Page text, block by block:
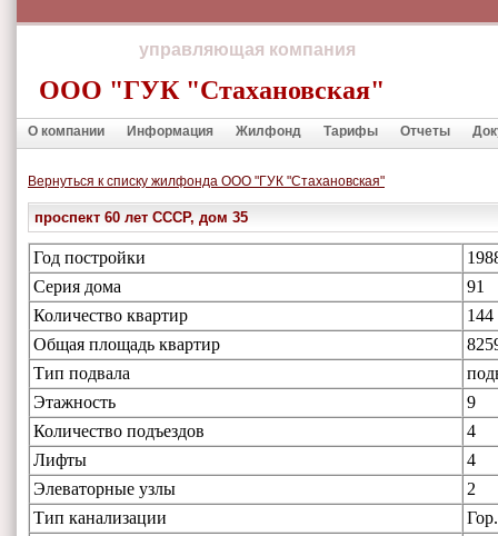
управляющая компания
ООО "ГУК "Стахановская"
О компании Информация Жилфонд Тарифы Отчеты
Вернуться к списку жилфонда ООО "ГУК "Стахановская"
проспект 60 лет СССР, дом 35
Год постройки
Серия дома
91
Количество квартир
144
Общая площадь квартир
Тип подвала
Этажность
9
Количество подъездов
4
Лифты
4
Элеваторные узлы
2
Тип канализации